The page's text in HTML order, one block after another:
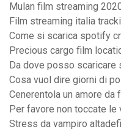
Mulan film streaming
Film streaming italia
Come si scarica spotify
Precious cargo film
Da dove posso scaricare
Cosa vuol dire giorni di
Cenerentola un amore da
Per favore non toccate
Stress da vampiro